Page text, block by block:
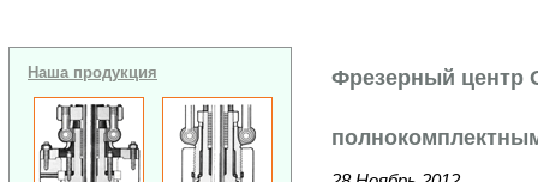
Наша продукция Фрезерный центр